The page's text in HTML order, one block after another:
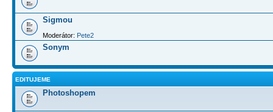
Sigmou
Moderátor: Pete2
Sonym
EDITUJEME
Photoshopem